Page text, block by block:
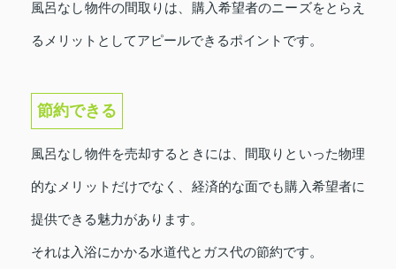
風呂なし物件の間取りは、購入希望者のニーズをとらえ
るメリットとしてアピールできるポイントです。
節約できる
風呂なし物件を売却するときには、間取りといった物理
的なメリットだけでなく、経済的な面でも購入希望者に
提供できる魅力があります。
それは入浴にかかる水道代とガス代の節約です。